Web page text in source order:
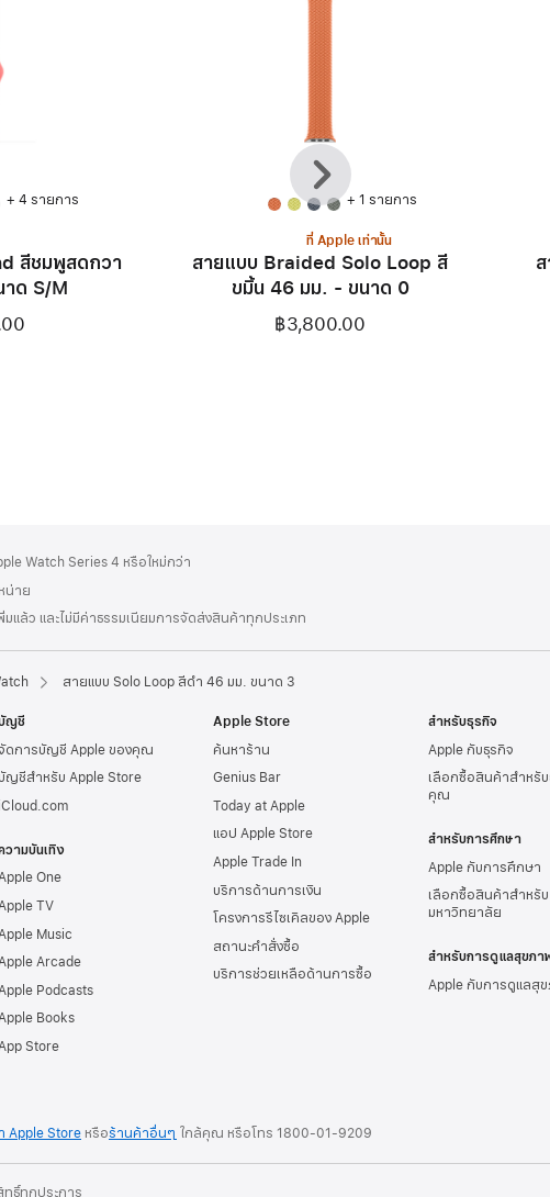
+ 4 รายการ
สีชมพูสดกวา
ด S/M
+ 1 รายการ
ที่ Apple เท่านั้น
สายแบบ Braided Solo Loop สี
ขมิ้น 46 มม. - ขนาด 0
฿3,800.00
ก่อน
หน้า
ถัด
ไป
Watch Series 4 หรือใหม่กว่า
น่าย
ล้ว และไม่มีค่าธรรมเนียมการจัดส่งสินค้าทุกประเภท
สายแบบ Solo Loop สีดำ 46 มม. ขนาด 3
ญชี
ดการบัญชี Apple ของคุณ
บัญชีสำหรับ Apple Store
iCloud.com
วามบันเทิง
One
TV
Music
Arcade
Podcasts
Books
Store
Apple Store
ค้นหาร้าน
Genius Bar
Today at Apple
แอป Apple Store
Apple Trade In
บริการด้านการเงิน
โครงการรีไซเคิลของ Apple
สถานะคำสั่งซื้อ
บริการช่วยเหลือด้านการซื้อ
สำหรับธุรกิจ
Apple กับธุรกิจ
เลือกซื้อสินค้าสำหรั
คุณ
สำหรับการศึกษา
Apple กับการศึกษา
เลือกซื้อสินค้าสำหรับ
มหาวิทยาลัย
สำหรับการดูแลสุขภา
Apple กับการดูแลสุ
Apple Store หรือร้านค้าอื่นๆ ใกล้คุณ หรือโทร 1800-01-9209
ธิ์ทุกประการ